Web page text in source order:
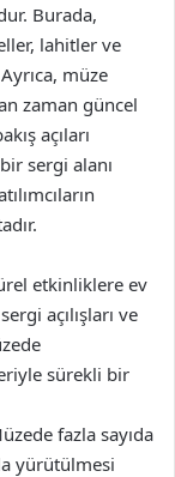
Burada,
lahitler ve
müze
zaman güncel
açıları
sergi alanı
etkinliklere ev
açılışları ve
sürekli bir
fazla sayıda
yürütülmesi